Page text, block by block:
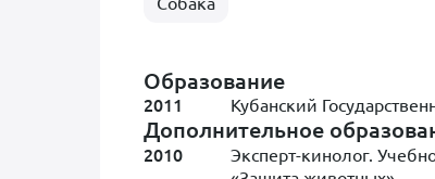
Образование
2011 Кубанский
Дополнительное
2010
Эксперт-кинолог.